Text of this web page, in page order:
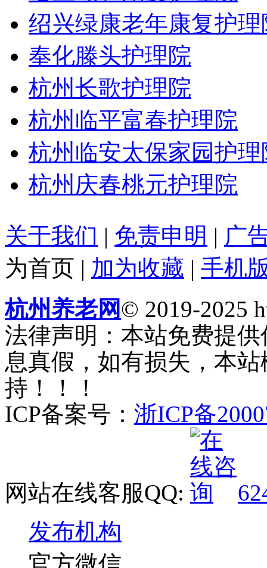
绍兴绿康老年康复护理
奉化滕头护理院
杭州长歌护理院
杭州临平富春护理院
杭州临安太保家园护理
杭州庆春桃元护理院
关于我们 | 免责申明 | 广
为首页 | 加为收藏 | 手机
杭州养老网© 2019-2025
法律声明：本站免费提
息真假，如有损失，本
持！！！
ICP备案号： 浙ICP备
网站在线客服QQ:
发布机构